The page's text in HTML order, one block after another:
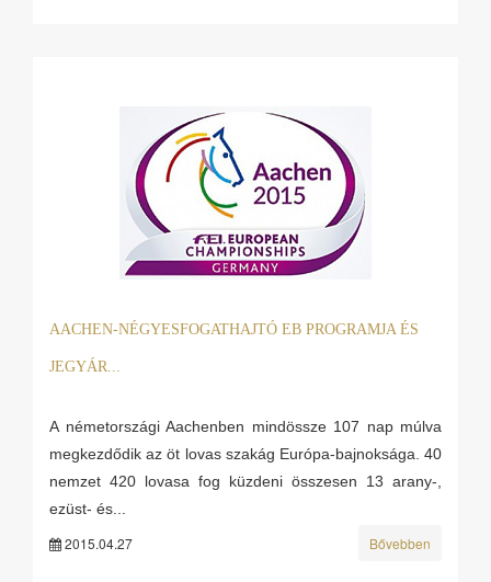
AACHEN-NÉGYESFOGATHAJTÓ EB PROGRAMJA ÉS
JEGYÁR...
A németországi Aachenben mindössze 107 nap múlva
megkezdődik az öt lovas szakág Európa-bajnoksága. 40
nemzet 420 lovasa fog küzdeni összesen 13 arany-,
ezüst- és...
2015.04.27 Bővebben